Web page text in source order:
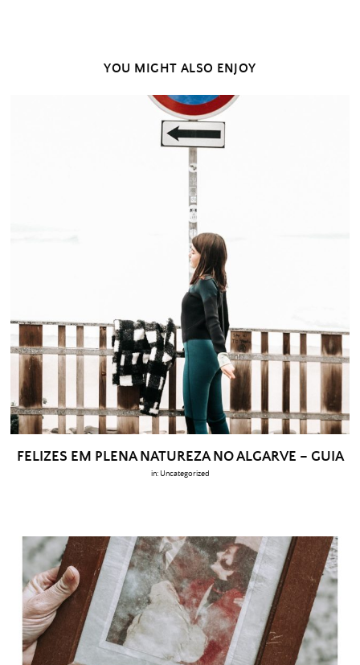
YOU MIGHT ALSO ENJOY
FELIZES EM PLENA NATUREZA NO ALGARVE – GUIA
in: Uncategorized